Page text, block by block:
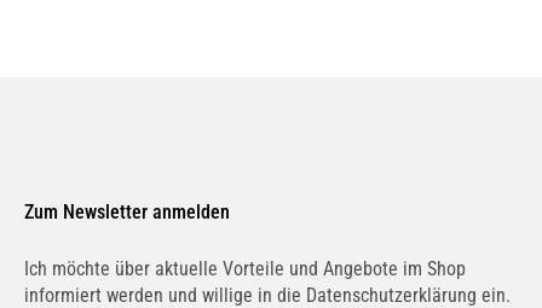
Zum Newsletter anmelden
Ich möchte über aktuelle Vorteile und Angebote im Shop
informiert werden und willige in die Datenschutzerklärung ein.